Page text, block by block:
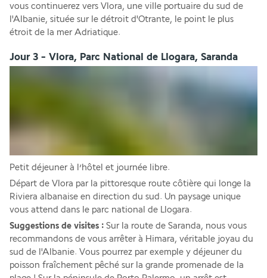
vous continuerez vers Vlora, une ville portuaire du sud de
l'Albanie, située sur le détroit d'Otrante, le point le plus
étroit de la mer Adriatique.
Jour 3 - Vlora, Parc National de Llogara, Saranda
Petit déjeuner à l’hôtel et journée libre.
Départ de Vlora par la pittoresque route côtière qui longe la
Riviera albanaise en direction du sud. Un paysage unique
vous attend dans le parc national de Llogara.
Suggestions de visites : Sur la route de Saranda, nous vous
recommandons de vous arrêter à Himara, véritable joyau du
sud de l'Albanie. Vous pourrez par exemple y déjeuner du
poisson fraîchement pêché sur la grande promenade de la